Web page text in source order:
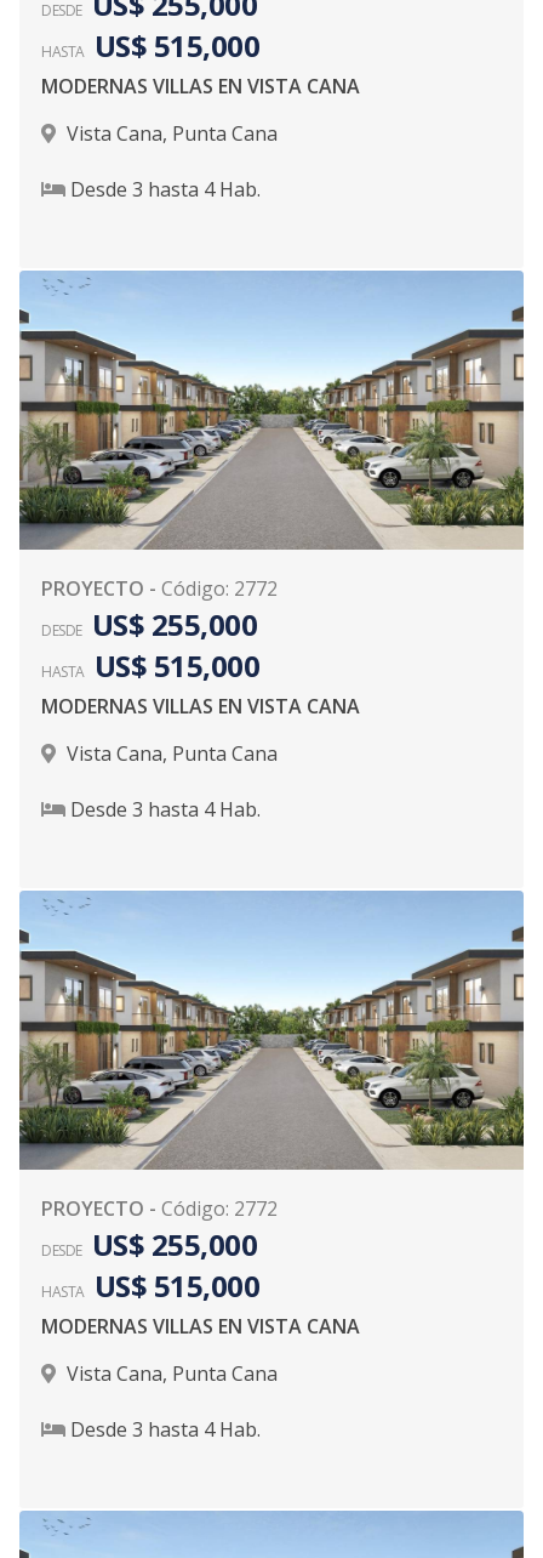
DESDE
HASTA US$ 515,000
MODERNAS VILLAS EN VISTA CANA
Vista Cana, Punta Cana
Desde 3 hasta 4Hab.
PROYECTO - Código: 2772
DESDE US$ 255,000
HASTA US$ 515,000
MODERNAS VILLAS EN VISTA CANA
Vista Cana, Punta Cana
Desde 3 hasta 4Hab.
PROYECTO - Código: 2772
DESDE US$ 255,000
HASTA US$ 515,000
MODERNAS VILLAS EN VISTA CANA
Vista Cana, Punta Cana
Desde 3 hasta 4Hab.